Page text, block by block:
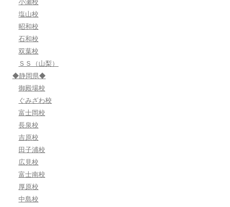
小瀬校
塩山校
昭和校
石和校
双葉校
ＳＳ（山梨）
◆静岡県◆
御殿場校
ぐみざわ校
富士岡校
長泉校
吉原校
田子浦校
広見校
富士南校
厚原校
中島校